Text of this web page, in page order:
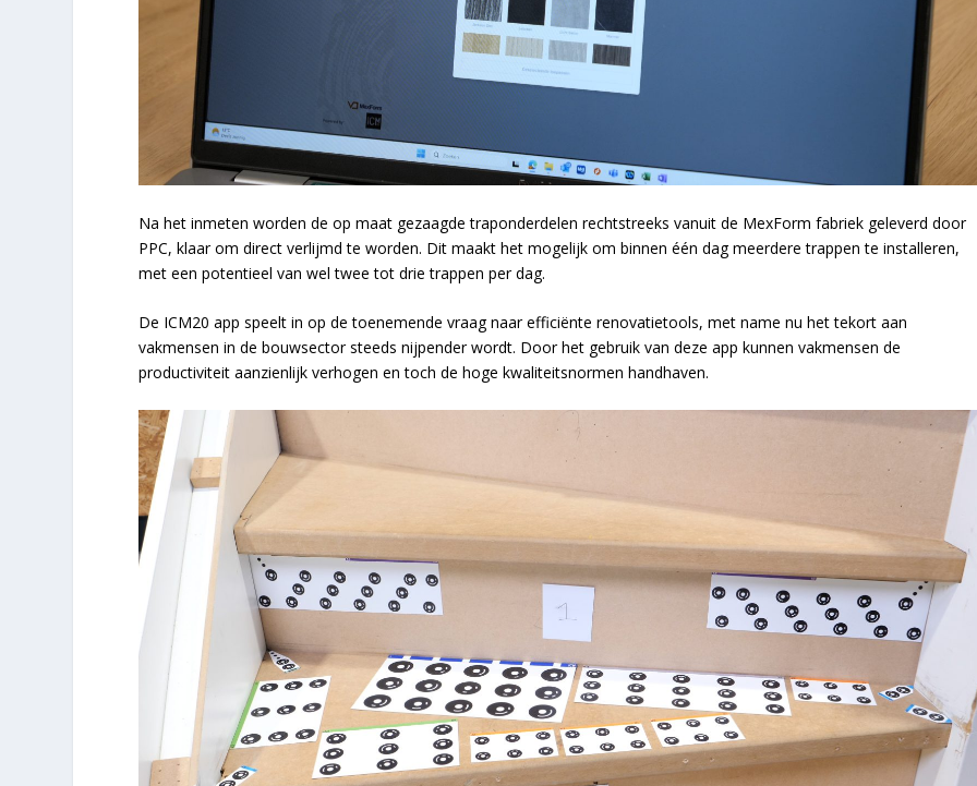
Na het inmeten worden de op maat gezaagde traponderdelen rechtstreeks vanuit de MexForm fabriek geleverd door
PPC, klaar om direct verlijmd te worden. Dit maakt het mogelijk om binnen één dag meerdere trappen te installeren,
met een potentieel van wel twee tot drie trappen per dag.
De ICM20 app speelt in op de toenemende vraag naar efficiënte renovatietools, met name nu het tekort aan
vakmensen in de bouwsector steeds nijpender wordt. Door het gebruik van deze app kunnen vakmensen de
productiviteit aanzienlijk verhogen en toch de hoge kwaliteitsnormen handhaven.